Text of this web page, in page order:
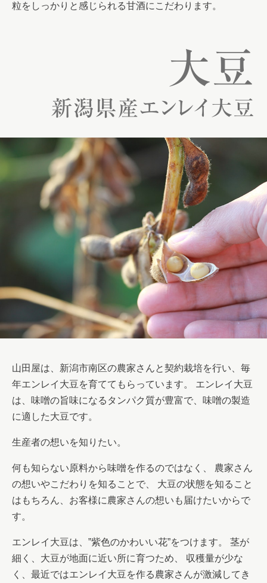
粒をしっかりと感じられる甘酒にこだわります。
大豆
新潟県産エンレイ大豆
山田屋は、新潟市南区の農家さんと契約栽培を行い、毎
年エンレイ大豆を育ててもらっています。 エンレイ大豆
は、味噌の旨味になるタンパク質が豊富で、味噌の製造
に適した大豆です。
生産者の想いを知りたい。
何も知らない原料から味噌を作るのではなく、 農家さん
の想いやこだわりを知ることで、 大豆の状態を知ること
はもちろん、お客様に農家さんの想いも届けたいからで
す。
エンレイ大豆は、”紫色のかわいい花”をつけます。 茎が
細く、大豆が地面に近い所に育つため、 収穫量が少な
く、最近ではエンレイ大豆を作る農家さんが激減してき